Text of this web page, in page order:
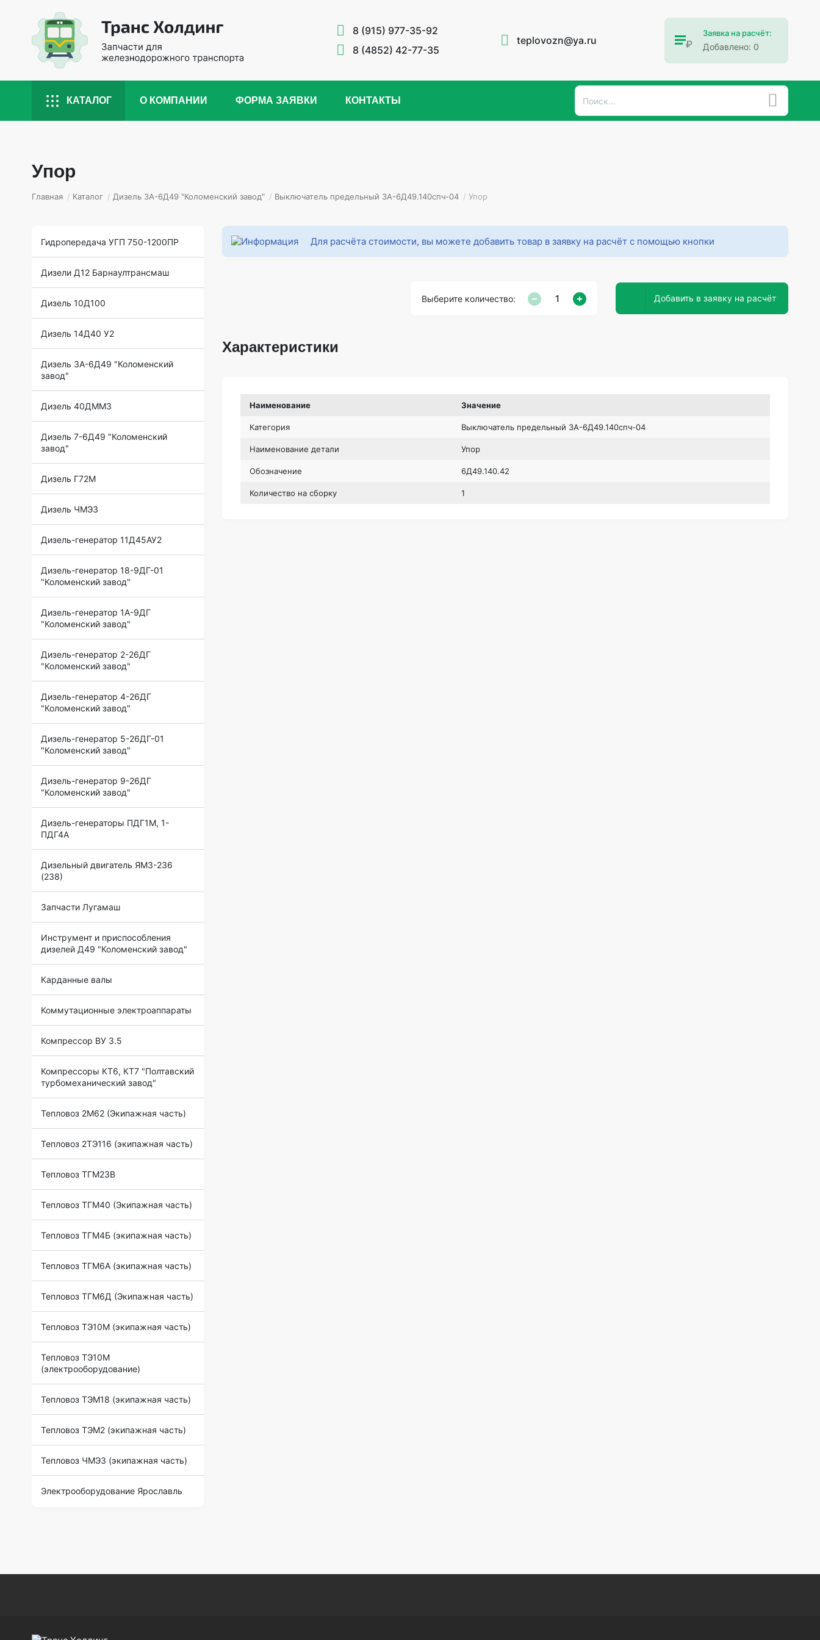
8 (915) 977-35-92
8 (4852) 42-77-35
teplovozn@ya.ru
Заявка на расчёт:
Добавлено: 0
КАТАЛОГ О КОМПАНИИ ФОРМА ЗАЯВКИ КОНТАКТЫ
Упор
Главная / Каталог / Дизель 3А-6Д49 "Коломенский завод" / Выключатель предельный 3А-6Д49.140спч-04 / Упор
Гидропередача УГП 750-1200ПР
Дизели Д12 Барнаултрансмаш
Дизель 10Д100
Дизель 14Д40 У2
Дизель 3А-6Д49 "Коломенский
завод"
Дизель 40ДММЗ
Дизель 7-6Д49 "Коломенский
завод"
Дизель Г72М
Дизель ЧМЭ3
Дизель-генератор 11Д45АУ2
Дизель-генератор 18-9ДГ-01
"Коломенский завод"
Дизель-генератор 1А-9ДГ
"Коломенский завод"
Дизель-генератор 2-26ДГ
"Коломенский завод"
Дизель-генератор 4-26ДГ
"Коломенский завод"
Дизель-генератор 5-26ДГ-01
"Коломенский завод"
Дизель-генератор 9-26ДГ
"Коломенский завод"
Дизель-генераторы ПДГ1М, 1-
ПДГ4А
Дизельный двигатель ЯМЗ-236
(238)
Запчасти Лугамаш
Инструмент и приспособления
дизелей Д49 "Коломенский завод"
Карданные валы
Коммутационные электроаппараты
Компрессор ВУ 3.5
Компрессоры КТ6, КТ7 "Полтавский
турбомеханический завод"
Тепловоз 2М62 (Экипажная часть)
Тепловоз 2ТЭ116 (экипажная часть)
Тепловоз ТГМ23В
Тепловоз ТГМ40 (Экипажная часть)
Тепловоз ТГМ4Б (экипажная часть)
Тепловоз ТГМ6А (экипажная часть)
Тепловоз ТГМ6Д (Экипажная часть)
Тепловоз ТЭ10М (экипажная часть)
Тепловоз ТЭ10М
(электрооборудование)
Тепловоз ТЭМ18 (экипажная часть)
Тепловоз ТЭМ2 (экипажная часть)
Тепловоз ЧМЭ3 (экипажная часть)
Электрооборудование Ярославль
Для расчёта стоимости, вы можете добавить товар в заявку на расчёт с помощью кнопки
Выберите количество: Добавить в заявку на расчёт
Характеристики
Наименование Значение
Категория Выключатель предельный 3А-6Д49.140спч-04
Наименование детали Упор
Обозначение 6Д49.140.42
Количество на сборку 1